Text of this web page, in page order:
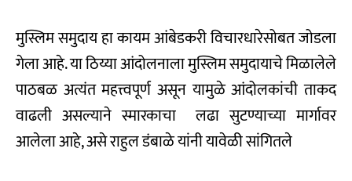
मुस्लिम समुदाय हा कायम आंबेडकरी विचारधारेसोबत जोडला
गेला आहे. या ठिय्या आंदोलनाला मुस्लिम समुदायाचे मिळालेले
पाठबळ अत्यंत महत्त्वपूर्ण असून यामुळे आंदोलकांची ताकद
वाढली असल्याने स्मारकाचा लढा सुटण्याच्या मार्गावर
आलेला आहे, असे राहुल डंबाळे यांनी यावेळी सांगितले